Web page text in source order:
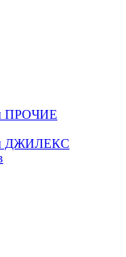
ПРОЧИЕ
ДЖИЛЕКС